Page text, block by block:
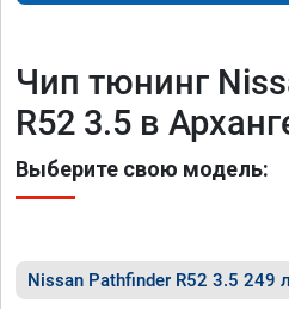
Чип тюнинг
R52 3.5 в
Выберите свою модель:
Nissan Pathfinder R52 3.5 249